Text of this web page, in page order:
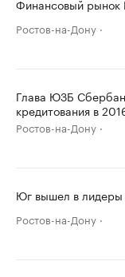
Финансовый рынок
Ростов-на-Дону
Глава ЮЗБ
кредитования в
Ростов-на-Дону
Юг вышел в лидеры
Ростов-на-Дону